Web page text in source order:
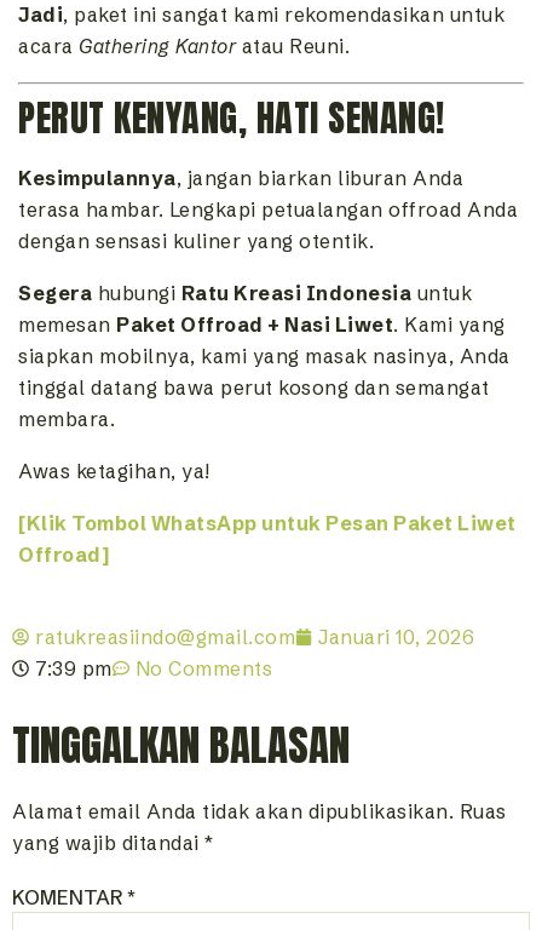
Jadi, paket ini sangat kami rekomendasikan untuk
acara Gathering Kantoratau Reuni.
PERUT KENYANG, HATI SENANG!
Kesimpulannya, jangan biarkan liburan Anda
terasa hambar. Lengkapi petualangan offroad Anda
dengan sensasi kuliner yang otentik.
Segera hubungi Ratu Kreasi Indonesia untuk
memesan Paket Offroad + Nasi Liwet. Kami yang
siapkan mobilnya, kami yang masak nasinya, Anda
tinggal datang bawa perut kosong dan semangat
membara.
Awas ketagihan, ya!
[Klik Tombol WhatsApp untuk Pesan Paket Liwet
Offroad]
ratukreasiindo@gmail.com
Januari 10, 2026
7:39 pm
No Comments
TINGGALKAN BALASAN
Alamat email Anda tidak akan dipublikasikan. Ruas
yang wajib ditandai *
KOMENTAR*